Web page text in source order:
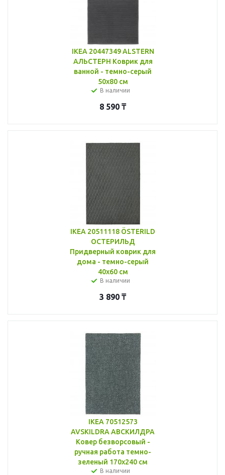
IKEA 20447349 ALSTERN
АЛЬСТЕРН Коврик для
ванной - темно-серый
50x80 см
В наличии
8 590 ₸
IKEA 20511118 ÖSTERILD
ОСТЕРИЛЬД
Придверный коврик для
дома - темно-серый
40x60 см
В наличии
3 890 ₸
IKEA 70512573
AVSKILDRA АВСКИЛДРА
Ковер безворсовый -
ручная работа темно-
зеленый 170x240 см
В наличии